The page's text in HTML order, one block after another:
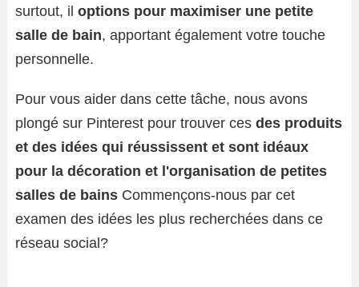
surtout, il options pour maximiser une petite
salle de bain, apportant également votre touche
personnelle.
Pour vous aider dans cette tâche, nous avons
plongé sur Pinterest pour trouver ces des produits
et des idées qui réussissent et sont idéaux
pour la décoration et l'organisation de petites
salles de bains Commençons-nous par cet
examen des idées les plus recherchées dans ce
réseau social?